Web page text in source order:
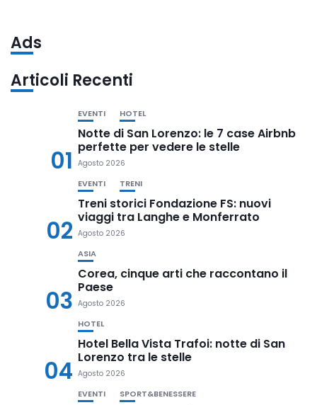
Ads
Articoli Recenti
01
EVENTI HOTEL
Notte di San Lorenzo: le 7 case Airbnb
perfette per vedere le stelle
Agosto 2026
02
EVENTI TRENI
Treni storici Fondazione FS: nuovi
viaggi tra Langhe e Monferrato
Agosto 2026
03
ASIA
Corea, cinque arti che raccontano il
Paese
Agosto 2026
04
HOTEL
Hotel Bella Vista Trafoi: notte di San
Lorenzo tra le stelle
Agosto 2026
EVENTI SPORT&BENESSERE